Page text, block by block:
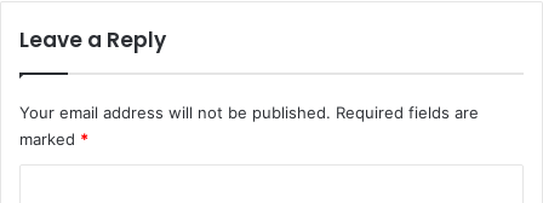
Leave a Reply
Your email address will not be published. Required fields are
marked *